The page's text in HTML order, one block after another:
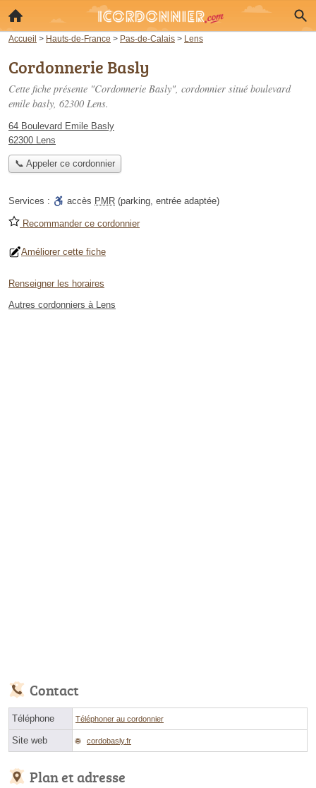
Accueil > Hauts-de-France > Pas-de-Calais > Lens
Cordonnerie Basly
Cette fiche présente "Cordonnerie Basly", cordonnier situé boulevard
emile basly, 62300 Lens.
64 Boulevard Emile Basly
62300 Lens
📞 Appeler ce cordonnier
Services : accès PMR (parking, entrée adaptée)
Recommander ce cordonnier
Améliorer cette fiche
Renseigner les horaires
Autres cordonniers à Lens
Contact
Téléphone Téléphoner au cordonnier
Site web cordobasly.fr
Plan et adresse